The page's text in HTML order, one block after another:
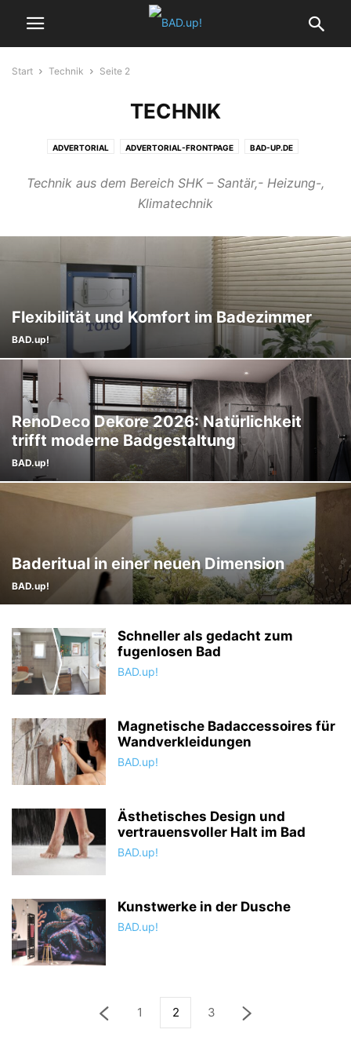
Start Technik Seite 2
TECHNIK
ADVERTORIAL ADVERTORIAL-FRONTPAGE BAD-UP.DE
BADHEIZKÖRPER BADPLANUNG BARRIEREFREIES BAD DESIGNBÄDER
GÄSTE-WCS HEIZUNG HOME
TRENDS VIDEOS
WELLNESS WOHNBADEN EDITORIAL
Technik aus dem Bereich SHK – Santär,- Heizung-,
Klimatechnik
Flexibilität und Komfort im Badezimmer
BAD.up!
RenoDeco Dekore 2026: Natürlichkeit
trifft moderne Badgestaltung
BAD.up!
Baderitual in einer neuen Dimension
BAD.up!
Schneller als gedacht zum
fugenlosen Bad
BAD.up!
Magnetische Badaccessoires für
Wandverkleidungen
BAD.up!
Ästhetisches Design und
vertrauensvoller Halt im Bad
BAD.up!
Kunstwerke in der Dusche
BAD.up!
1 2 3